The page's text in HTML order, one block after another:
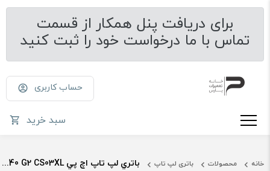
برای دریافت پنل همکار از قسمت
تماس با ما درخواست خود را ثبت کنید
حساب کاربری
سبد خرید
خانه محصولات باتری لپ تاپ باتري لپ تاپ اچ پي EliteBook 840 G2 CS03XL